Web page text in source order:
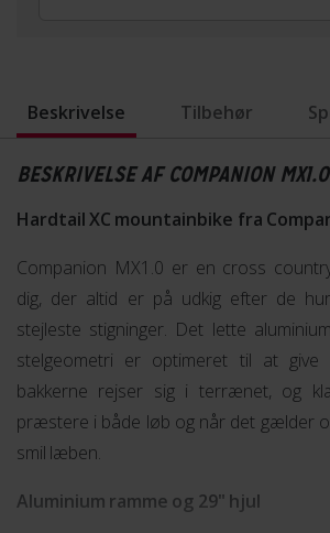
Beskrivelse Tilbehør
BESKRIVELSE AF COMPANION MX1.0
Hardtail XC mountainbike fra
Companion MX1.0 er en cross
dig, der altid er på udkig efter de
stejleste stigninger. Det lette
stelgeometri er optimeret til at
bakkerne rejser sig i terrænet, og
præstere i både løb og når det gælder
smil læben.
Aluminium ramme og 29" hjul